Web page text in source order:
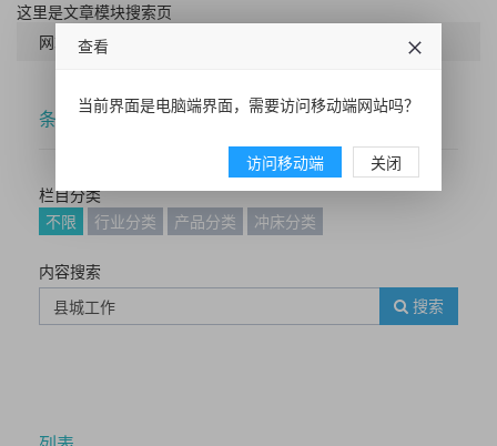
这里是文章模块搜索页
网站首页
条件筛选
栏目分类
不限
行业分类 产品分类 冲床分类
内容搜索
搜索
查看
当前界面是电脑端界面，需要访问移动端网站吗？
访问移动端 关闭